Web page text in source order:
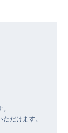
だけます。